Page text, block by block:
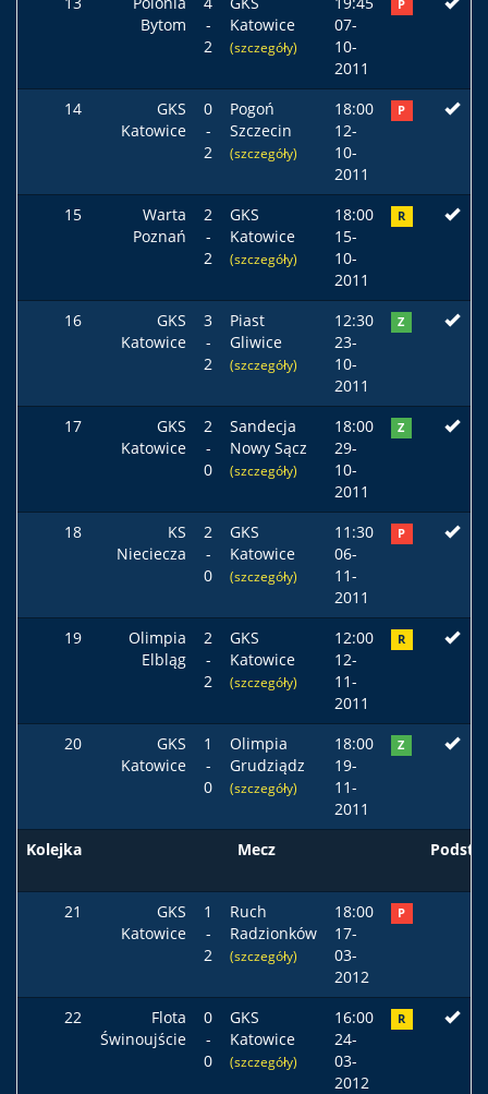
Bytom
-
2
Katowice
(szczegóły)
07-
10-
2011
P
14
GKS
Katowice
0
-
2
Pogoń
Szczecin
(szczegóły)
18:00
12-
10-
2011
P
15
Warta
Poznań
2
-
2
GKS
Katowice
(szczegóły)
18:00
15-
10-
2011
R
16
GKS
Katowice
3
-
2
Piast
Gliwice
(szczegóły)
12:30
23-
10-
2011
Z
17
GKS
Katowice
2
-
0
Sandecja
Nowy Sącz
(szczegóły)
18:00
29-
10-
2011
Z
18
KS
Nieciecza
2
-
0
GKS
Katowice
(szczegóły)
11:30
06-
11-
2011
P
19
Olimpia
Elbląg
2
-
2
GKS
Katowice
(szczegóły)
12:00
12-
11-
2011
R
20
GKS
Katowice
1
-
0
Olimpia
Grudziądz
(szczegóły)
18:00
19-
11-
2011
Z
Kolejka Mecz Podst
21
GKS
Katowice
1
-
2
Ruch
Radzionków
(szczegóły)
18:00
17-
03-
2012
P
22
Flota
Świnoujście
0
-
0
GKS
Katowice
(szczegóły)
16:00
24-
03-
2012
R